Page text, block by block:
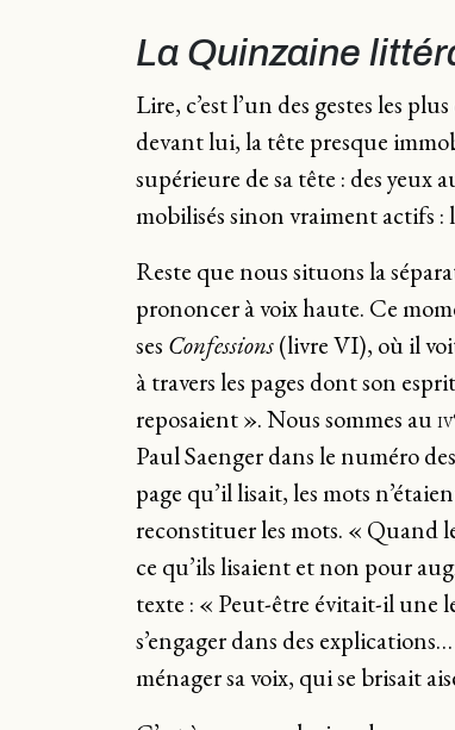
La Quinzaine
Lire, c’est l’un des gestes les
devant lui, la tête presque
supérieure de sa tête : des yeux
mobilisés sinon vraiment actifs
Reste que nous situons la
prononcer à voix haute. Ce
ses Confessions(livre VI), où il
à travers les pages dont son
reposaient ». Nous sommes au IV
Paul Saenger dans le numéro des
page qu’il lisait, les mots
reconstituer les mots. « Quand
ce qu’ils lisaient et non pour
texte : « Peut-être évitait-il une
s’engager dans des
ménager sa voix, qui se brisait